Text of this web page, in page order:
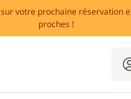
sur votre prochaine réservation
proches !